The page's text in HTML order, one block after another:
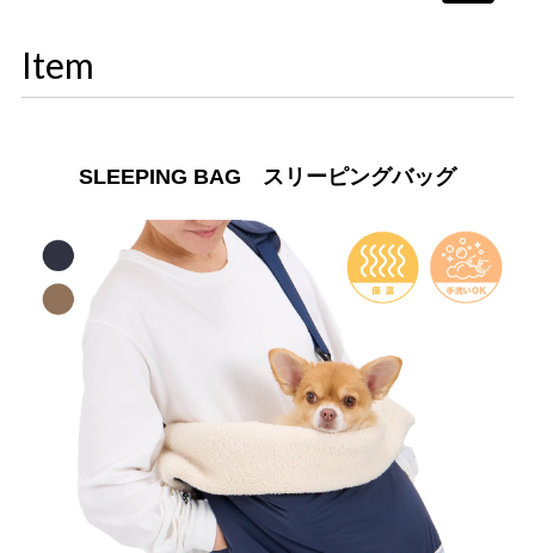
Item
SLEEPING BAG スリーピングバッグ